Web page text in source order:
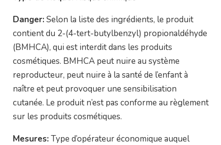
Danger: Selon la liste des ingrédients, le produit
contient du 2-(4-tert-butylbenzyl) propionaldéhyde
(BMHCA), qui est interdit dans les produits
cosmétiques. BMHCA peut nuire au système
reproducteur, peut nuire à la santé de l’enfant à
naître et peut provoquer une sensibilisation
cutanée. Le produit n’est pas conforme au règlement
sur les produits cosmétiques.
Mesures: Type d’opérateur économique auquel